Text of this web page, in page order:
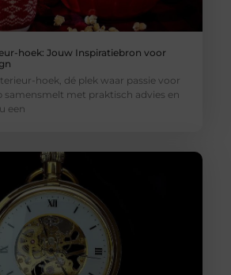
hoek: Jouw Inspiratiebron voor
hoek, dé plek waar passie voor
met praktisch advies en
een